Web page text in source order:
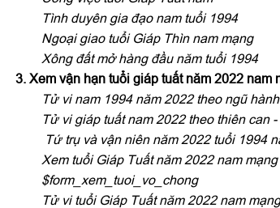
Tình duyên gia đạo nam tuổi 1994
Ngoại giao tuổi Giáp Thìn nam mạng
Xông đất mở hàng đầu năm tuổi 1994
3. Xem vận hạn tuổi giáp tuất năm 2022 nam
Tử vi nam 1994 năm 2022 theo ngũ hành
Tử vi giáp tuất nam 2022 theo thiên can
Tứ trụ và vận niên năm 2022 tuổi 1994
Xem tuổi Giáp Tuất năm 2022 nam
$form_xem_tuoi_vo_chong
Tử vi tuổi Giáp Tuất năm 2022 nam